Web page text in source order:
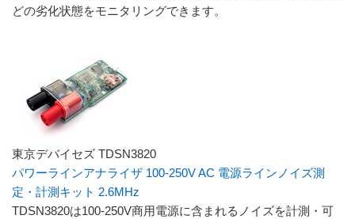
どの劣化状態をモニタリングできます。
東京デバイセズ TDSN3820
パワーラインアナライザ 100-250V AC 電源ラインノイズ測
定・計測キット 2.6MHz
TDSN3820は100-250V商用電源に含まれるノイズを計測・可